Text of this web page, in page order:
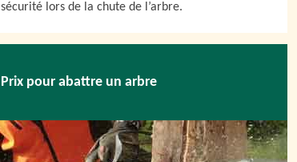
sécurité lors de la chute de l’arbre.
Prix pour abattre un arbre